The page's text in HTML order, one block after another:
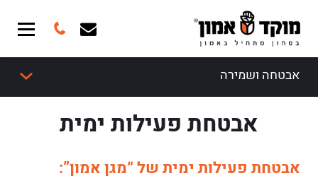
אבטחה ושמירה
אבטחת פעילות ימית
אבטחת פעילות ימית של “מגן אמון”: